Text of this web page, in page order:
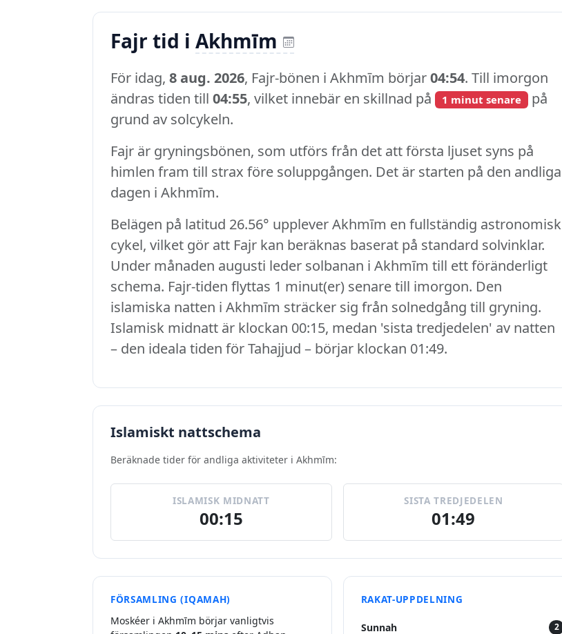
Fajr tid i Akhmīm
För idag, 8 aug. 2026, Fajr-bönen i Akhmīm börjar04:54. Till imorgon
ändras tiden till 04:55, vilket innebär en skillnad på 1 minut senare på
grund av solcykeln.
Fajr är gryningsbönen, som utförs från det att första ljuset syns på
himlen fram till strax före soluppgången. Det är starten på den andliga
dagen i Akhmīm.
Belägen på latitud 26.56° upplever Akhmīm en fullständig astronomisk
cykel, vilket gör att Fajr kan beräknas baserat på standard solvinklar.
Under månaden augusti leder solbanan i Akhmīm till ett föränderligt
schema. Fajr-tiden flyttas 1 minut(er) senare till imorgon. Den
islamiska natten i Akhmīm sträcker sig från solnedgång till gryning.
Islamisk midnatt är klockan 00:15, medan 'sista tredjedelen' av natten
– den ideala tiden för Tahajjud – börjar klockan 01:49.
Islamiskt nattschema
Beräknade tider för andliga aktiviteter i Akhmīm:
ISLAMISK MIDNATT
00:15
SISTA TREDJEDELEN
01:49
FÖRSAMLING (IQAMAH)
Moskéer i Akhmīm börjar vanligtvis
RAKAT-UPPDELNING
Sunnah 2